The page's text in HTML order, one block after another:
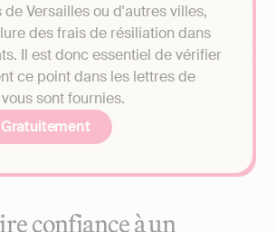
Versailles ou d'autres villes,
des frais de résiliation dans
Il est donc essentiel de vérifier
ce point dans les lettres de
sont fournies.
confiance à un